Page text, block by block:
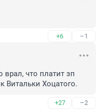
+6 –1
что платит зп
Хоцатого.
+27 –2